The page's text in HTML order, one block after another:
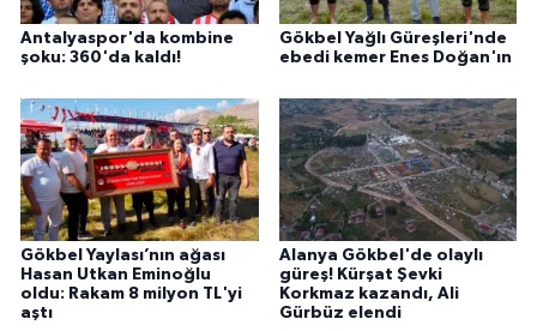
Antalyaspor'da kombine
şoku: 360'da kaldı!
Gökbel Yağlı Güreşleri'nde
ebedi kemer Enes Doğan'ın
Gökbel Yaylası’nın ağası
Hasan Utkan Eminoğlu
oldu: Rakam 8 milyon TL'yi
aştı
Alanya Gökbel'de olaylı
güreş! Kürşat Şevki
Korkmaz kazandı, Ali
Gürbüz elendi